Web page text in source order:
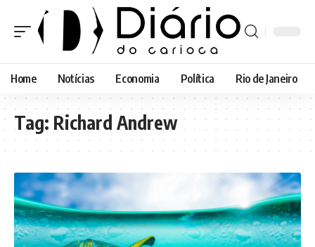
Home Notícias Economia Política Rio de Janeiro
Tag: Richard Andrew